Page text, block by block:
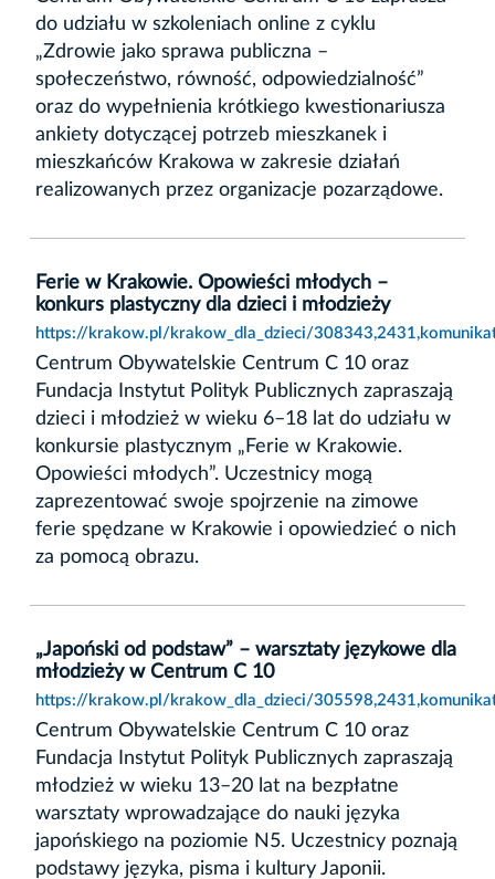
do udziału w szkoleniach online z cyklu
„Zdrowie jako sprawa publiczna –
społeczeństwo, równość, odpowiedzialność”
oraz do wypełnienia krótkiego kwestionariusza
ankiety dotyczącej potrzeb mieszkanek i
mieszkańców Krakowa w zakresie działań
realizowanych przez organizacje pozarządowe.
Ferie w Krakowie. Opowieści młodych –
konkurs plastyczny dla dzieci i młodzieży
https://krakow.pl/krakow_dla_dzieci/
Centrum Obywatelskie Centrum C 10 oraz
Fundacja Instytut Polityk Publicznych zapraszają
dzieci i młodzież w wieku 6–18 lat do udziału w
konkursie plastycznym „Ferie w Krakowie.
Opowieści młodych”. Uczestnicy mogą
zaprezentować swoje spojrzenie na zimowe
ferie spędzane w Krakowie i opowiedzieć o nich
za pomocą obrazu.
„Japoński od podstaw” – warsztaty językowe dla
młodzieży w Centrum C 10
https://krakow.pl/krakow_dla_dzieci/
Centrum Obywatelskie Centrum C 10 oraz
Fundacja Instytut Polityk Publicznych zapraszają
młodzież w wieku 13–20 lat na bezpłatne
warsztaty wprowadzające do nauki języka
japońskiego na poziomie N5. Uczestnicy poznają
podstawy języka, pisma i kultury Japonii.